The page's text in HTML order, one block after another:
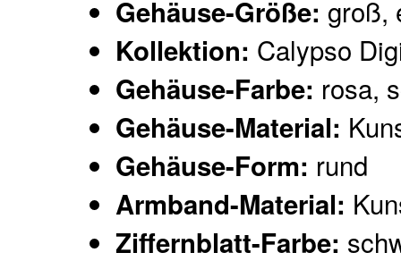
Gehäuse-Größe: groß,
Kollektion: Calypso
Gehäuse-Farbe: rosa,
Gehäuse-Material:
Gehäuse-Form: rund
Armband-Material:
Ziffernblatt-Farbe: